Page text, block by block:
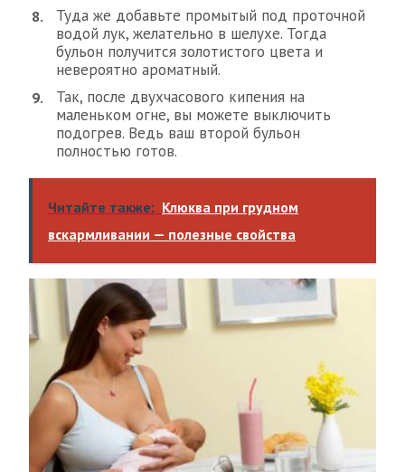
Туда же добавьте промытый под проточной
водой лук, желательно в шелухе. Тогда
бульон получится золотистого цвета и
невероятно ароматный.
Так, после двухчасового кипения на
маленьком огне, вы можете выключить
подогрев. Ведь ваш второй бульон
полностью готов.
Читайте также: Клюква при грудном
вскармливании — полезные свойства